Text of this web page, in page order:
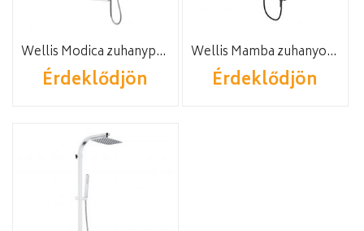
Wellis Modica zuhanypanel
Érdeklődjön
Wellis Mamba zuhanyoszlop
Érdeklődjön